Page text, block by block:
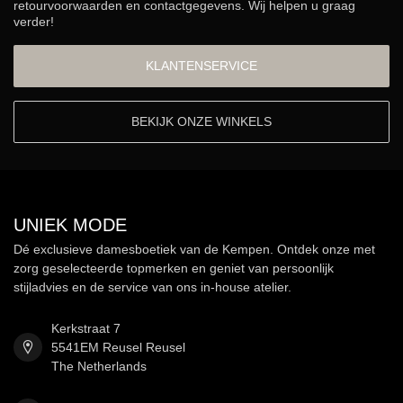
retourvoorwaarden en contactgegevens. Wij helpen u graag
verder!
KLANTENSERVICE
BEKIJK ONZE WINKELS
UNIEK MODE
Dé exclusieve damesboetiek van de Kempen. Ontdek onze met
zorg geselecteerde topmerken en geniet van persoonlijk
stijladvies en de service van ons in-house atelier.
Kerkstraat 7
5541EM Reusel Reusel
The Netherlands